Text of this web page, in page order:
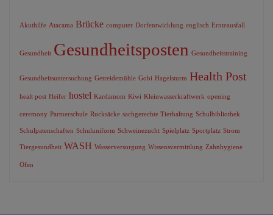
Akuthilfe Atacama Brücke computer Dorfentwicklung englisch Ernteausfall
Gesundheit Gesundheitsposten Gesundheitstraining
Gesundheitsuntersuchung Getreidemühle Gobi Hagelsturm Health Post
healt post Heifer hostel Kardamom Kiwi Kleinwasserkraftwerk opening
ceremony Partnerschule Rucksäcke sachgerechte Tierhaltung Schulbibliothek
Schulpatenschaften Schuluniform Schweinezucht Spielplatz Sportplatz Strom
Tiergesundheit WASH Wasserversorgung Wissensvermittlung Zahnhygiene
Öfen